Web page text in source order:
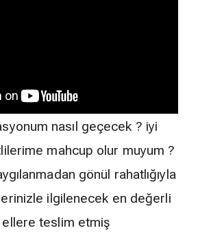
nasıl geçecek ? iyi
mahcup olur muyum ?
gönül rahatlığıyla
ilgilenecek en değerli
ellere teslim etmiş